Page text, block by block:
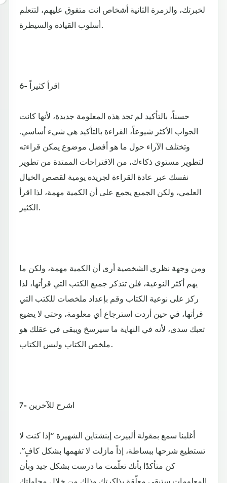
لخبرتك، والزمرة الثانية أشخاص انت متفوق عليهم، لتتعلم
أسلوب القيادة والسيطرة.
6- اقرأ كثيراً
حسناً، بالتأكيد لم تجد هذه المعلومة جديدة، لأنها كانت
الجواب الأكثر شيوعاً، القراءة بالتأكيد هي شيء أساسي.
وتختلف الآراء حول ما هو أفضل موضوع يمكن قراءته
لتطوير مستوى ذكاءك، من الاقتراحات الممتدة من تطوير
نفسك عبر عادة القراءة لجريدة يومية لقصص الخيال
العلمي، ولكن الجميع يجمع على أن الكمية مهمة، لذا اقرأ
الكثير.
ومن وجهة نظري الشخصية أرى أن الكمية مهمة، ولكن ما
يهم أكثر النوعية، فلن تتذكر جميع الكتب التي قرأتها، لذا
ركز على نوعية الكتاب وقم بإعداد ملخصات للكتب التي
قرأتها، في حين أردت استرجاع أي معلومة، وحتى لا يضيع
تعبك سدى، لأنه في النهاية ما سيرسخ ويبقى في عقلك هو
ملخص الكتاب وليس الكتاب.
7- اشرح للآخرين
أغلبنا سمع بمقولة ألبيرت إينشتاين الشهيرة “إذا كنت لا
تستطيع شرحها ببساطة، إذاً مازلت لا تفهمها بشكل كافٍ”.
كن متأكدًا بأنك تعلّمت ما درست بشكل جيد وبأن
المعلومات ستبقى معلّقة بذاكرتك وذلك من خلال محاولتك